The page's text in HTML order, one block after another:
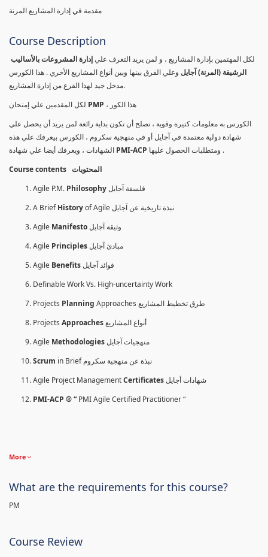
مقدمة في إدارة المشاريع المرنة
Course Description
لكل المهتمين بإدارة المشاريع ، و لمن يريد التعرف عليإدارة المشروعات بالأساليب
الرشيقة (المرنة) آجايل وعلي الفرق بينها وبين أنواع المشاريع الأخري . هذا الكورس
مدخل جيد لهذا الفرع من إدارة المشاريع.
PMP
، هذا الكور
الكورس به معلومات كتيرة وقوية ، تصلح أن تكون بداية رائعة لمن يريد أن يحصل علي
شهادة دولية معتمدة في آجايل أو في منهجية سكروم ، الكورس بيعرفك علي هذه
PMI-ACP
ومتطلبات الحصول عليها .
Agile P.M. Philosophyفلسفة آجايل
A BriefHistory
of Agile نبذة تاريخية عن آجايل
Agile Manifestoوثيقة آجايل
Agile Principlesمبادئ آجايل
Agile Benefitsفوائد آجايل
Definable Work Vs. High-uncertainty Work
Projects Planning
Approaches طرق تخطيط المشاريع
Projects Approachesأنواع المشاريع
Agile Methodologiesمنهجيات آجايل
Scrum
in Brief نبذة عن منهجية سكروم
Agile Project ManagementCertificatesشهادات أجايل
PMI-ACP ® “ PMI Agile Certified Practitioner “
More
What are the requirements for this course?
PM
Course Review